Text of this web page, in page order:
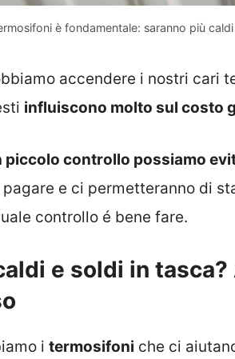
è fondamentale: saranno più
accendere i nostri cari
influiscono molto sul costo
piccolo controllo possiamo
e ci permetteranno di
controllo é bene fare.
e soldi in
i termosifoni che ci